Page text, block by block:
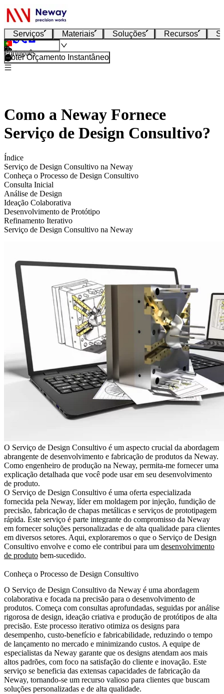
Serviços Materiais Soluções Recursos
Português
Obter Orçamento Instantâneo
Como a Neway Fornece
Serviço de Design Consultivo?
Índice
Serviço de Design Consultivo na Neway
Conheça o Processo de Design Consultivo
Consulta Inicial
Análise de Design
Ideação Colaborativa
Desenvolvimento de Protótipo
Refinamento Iterativo
Serviço de Design Consultivo na Neway
O Serviço de Design Consultivo é um aspecto crucial da abordagem
abrangente de desenvolvimento e fabricação de produtos da Neway.
Como engenheiro de produção na Neway, permita-me fornecer uma
explicação detalhada que você pode usar em seu desenvolvimento
de produto.
O Serviço de Design Consultivo é uma oferta especializada
fornecida pela Neway, líder em moldagem por injeção, fundição de
precisão, fabricação de chapas metálicas e serviços de prototipagem
rápida. Este serviço é parte integrante do compromisso da Neway
em fornecer soluções personalizadas e de alta qualidade para clientes
em diversos setores. Aqui, exploraremos o que o Serviço de Design
Consultivo envolve e como ele contribui para um desenvolvimento
de produto bem-sucedido.
Conheça o Processo de Design Consultivo
O Serviço de Design Consultivo da Neway é uma abordagem
colaborativa e focada na precisão para o desenvolvimento de
produtos. Começa com consultas aprofundadas, seguidas por análise
rigorosa de design, ideação criativa e produção de protótipos de alta
precisão. Este processo iterativo otimiza os designs para
desempenho, custo-benefício e fabricabilidade, reduzindo o tempo
de lançamento no mercado e minimizando custos. A equipe de
especialistas da Neway garante que os designs atendam aos mais
altos padrões, com foco na satisfação do cliente e inovação. Este
serviço se beneficia das extensas capacidades de fabricação da
Neway, tornando-se um recurso valioso para clientes que buscam
soluções personalizadas e de alta qualidade.